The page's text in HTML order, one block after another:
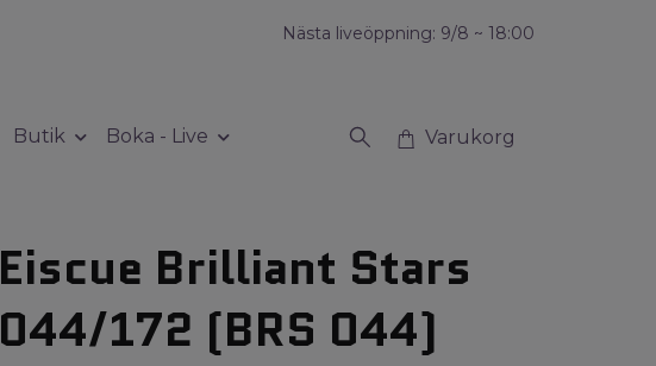
Nästa liveöppning: 9/8 ~ 18:00
Butik Boka - Live Varukorg
Eiscue Brilliant Stars
044/172 (BRS 044)